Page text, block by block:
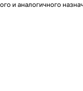
и аналогичного